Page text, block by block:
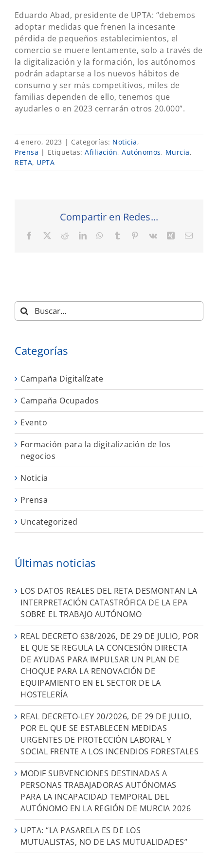
Eduardo Abad, presidente de UPTA: “debemos
adoptar medidas que frenen la incesante
pérdida de pequeños establecimientos, el
comercio se muere lentamente, solo a través de
la digitalización y la formación, los autónomos
podrán adaptarse a los nuevos hábitos de
consumo y ser más competitivos, miles de
familias dependen de ello, tenemos que
ayudarles o en 2023 cerrarán otros 20.000”.
4 enero, 2023 | Categorías: Noticia,
Prensa | Etiquetas: Afiliación, Autónomos, Murcia,
RETA, UPTA
Compartir en Redes...
Facebook RedditLinkedInWhatsApp
Tumblr Pinterest
Vk XingCorreo
Buscar:
Categorías
Campaña Digitalízate
Campaña Ocupados
Evento
Formación para la digitalización de los
negocios
Noticia
Prensa
Uncategorized
Últimas noticias
LOS DATOS REALES DEL RETA DESMONTAN LA
INTERPRETACIÓN CATASTRÓFICA DE LA EPA
SOBRE EL TRABAJO AUTÓNOMO
REAL DECRETO 638/2026, DE 29 DE JULIO, POR
EL QUE SE REGULA LA CONCESIÓN DIRECTA
DE AYUDAS PARA IMPULSAR UN PLAN DE
CHOQUE PARA LA RENOVACIÓN DE
EQUIPAMIENTO EN EL SECTOR DE LA
HOSTELERÍA
REAL DECRETO-LEY 20/2026, DE 29 DE JULIO,
POR EL QUE SE ESTABLECEN MEDIDAS
URGENTES DE PROTECCIÓN LABORAL Y
SOCIAL FRENTE A LOS INCENDIOS FORESTALES
MODIF SUBVENCIONES DESTINADAS A
PERSONAS TRABAJADORAS AUTÓNOMAS
PARA LA INCAPACIDAD TEMPORAL DEL
AUTÓNOMO EN LA REGIÓN DE MURCIA 2026
UPTA: “LA PASARELA ES DE LOS
MUTUALISTAS, NO DE LAS MUTUALIDADES”